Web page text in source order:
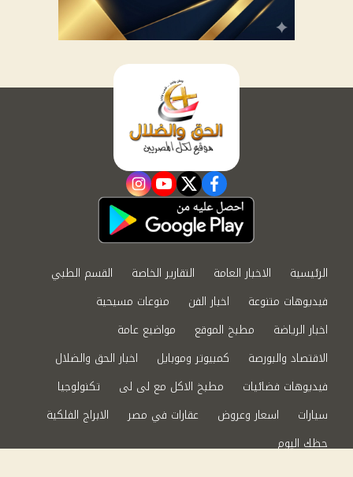
facebook
twitter
youtube
instagram
الرئيسية الاخبار العامة التقارير الخاصة
القسم الطبي
فيديوهات متنوعة
اخبار الفن
منوعات مسيحية
اخبار الرياضة
مطبخ الموقع
مواضيع عامة
الاقتصاد والبورصة
كمبيوتر وموبايل
اخبار الحق والضلال
فيديوهات فضائيات
مطبخ الاكل مع لى لى
تكنولوجيا
سيارات
اسعار وعروض عقارات في مصر
الابراج الفلكية
حظك اليوم